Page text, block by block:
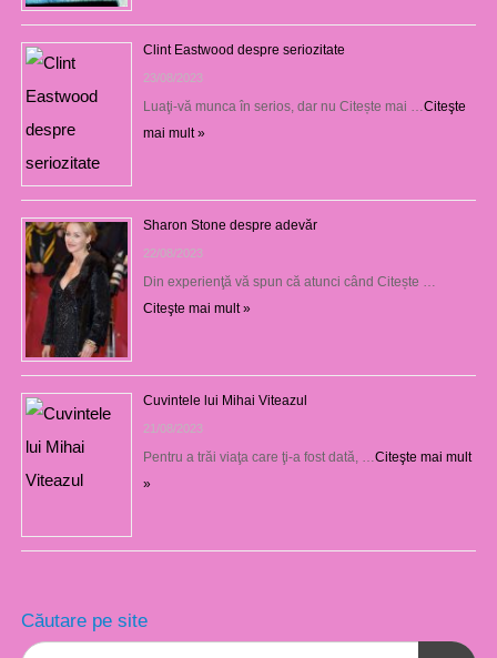
Clint Eastwood despre seriozitate
23/08/2023
Luaţi-vă munca în serios, dar nu Citește mai … Citeşte
mai mult »
Sharon Stone despre adevăr
22/08/2023
Din experienţă vă spun că atunci când Citește …
Citeşte mai mult »
Cuvintele lui Mihai Viteazul
21/08/2023
Pentru a trăi viaţa care ţi-a fost dată, … Citeşte mai mult
»
Căutare pe site